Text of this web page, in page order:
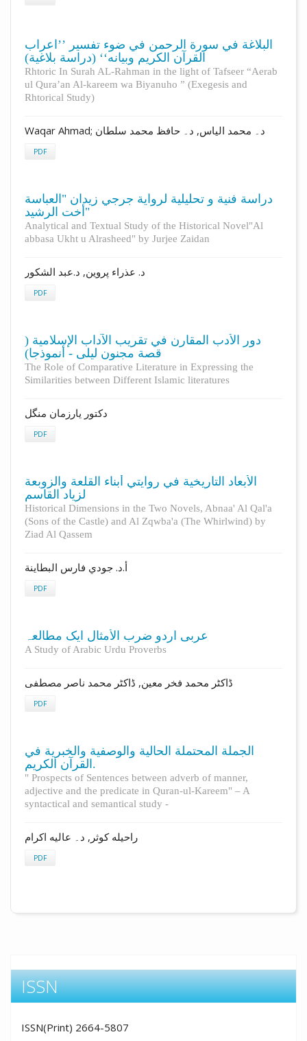
البلاغة في سورة الرحمن في ضوء تفسير ’’اعراب
القرآن الكريم وبيانه‘‘ (دراسة بلاغية)
Rhtoric In Surah AL-Rahman in the light of Tafseer “Aerab
ul Qura’an Al-kareem wa Biyanuho ” (Exegesis and
Rhtorical Study)
Waqar Ahmad; د۔ محمد الياس, د۔ حافظ محمد سلطان
PDF
دراسة فنية و تحليلية لرواية جرجي زيدان "العباسة
أخت الرشيد"
Analytical and Textual Study of the Historical Novel"Al
abbasa Ukht u Alrasheed" by Jurjee Zaidan
د. عذراء پروین, د.عبد الشكور
PDF
دور الأدب المقارن في تقريب الآداب الإسلامية (
قصة مجنون ليلى - أنموذجا)
The Role of Comparative Literature in Expressing the
Similarities between Different Islamic literatures
دکتور یارزمان منگل
PDF
الأبعاد التاريخية في روايتي أبناء القلعة والزوبعة
لزياد القاسم
Historical Dimensions in the Two Novels, Abnaa' Al Qal'a
(Sons of the Castle) and Al Zqwba'a (The Whirlwind) by
Ziad Al Qassem
أ.د. جودي فارس البطاينة
PDF
عربى اردو ضرب الأمثال ایک مطالعہ
A Study of Arabic Urdu Proverbs
ڈاکٹر محمد فخر معين, ڈاکٹر محمد ناصر مصطفی
PDF
الجملة المحتملة الحالية والوصفية والخبرية في
القرآن الكريم.
" Prospects of Sentences between adverb of manner,
adjective and the predicate in Quran-ul-Kareem" – A
syntactical and semantical study -
راحیله کوثر, د۔ عالیه اکرام
PDF
ISSN
ISSN(Print) 2664-5807